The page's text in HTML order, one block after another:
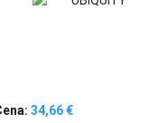
34,66 €